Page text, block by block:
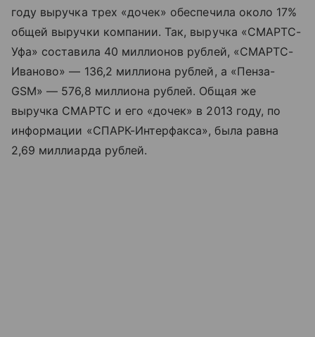
году выручка трех «дочек» обеспечила около 17%
общей выручки компании. Так, выручка «СМАРТС-
Уфа» составила 40 миллионов рублей, «СМАРТС-
Иваново» — 136,2 миллиона рублей, а «Пенза-
GSM» — 576,8 миллиона рублей. Общая же
выручка СМАРТС и его «дочек» в 2013 году, по
информации «СПАРК-Интерфакса», была равна
2,69 миллиарда рублей.